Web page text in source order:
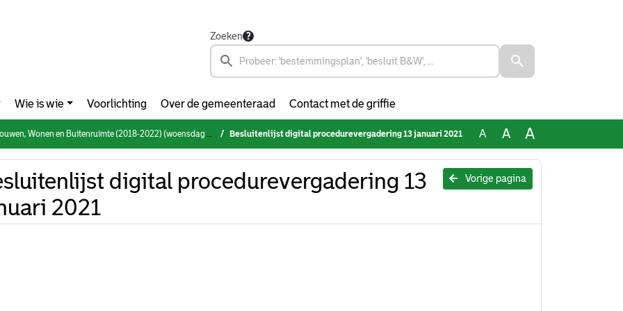
Zoeken
Wie is wie Voorlichting Over de gemeenteraad Contact met de griffie
Wonen en Buitenruimte (2018-2022) (woensdag 13 januari 2021) Besluitenlijst digital procedurevergadering 13 januari 2021 A A A
Vorige pagina
digital procedurevergadering 13
2021